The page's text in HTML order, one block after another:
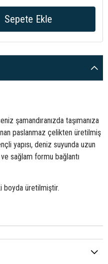
şamandıranızda taşımanıza
paslanmaz çelikten üretilmiş
yapısı, deniz suyunda uzun
sağlam formu bağlantı
boyda üretilmiştir.